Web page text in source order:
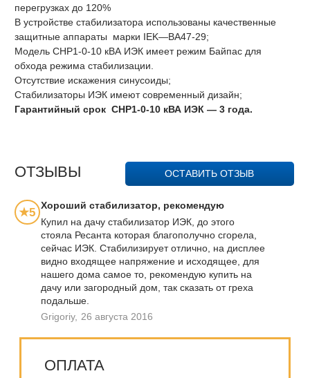
перегрузках до 120%
В устройстве стабилизатора использованы качественные
защитные аппараты марки IEK—ВА47-29;
Модель СНР1-0-10 кВА ИЭК имеет режим Байпас для
обхода режима стабилизации.
Отсутствие искажения синусоиды;
Стабилизаторы ИЭК имеют современный дизайн;
Гарантийный срок СНР1-0-10 кВА ИЭК — 3 года.
ОТЗЫВЫ ОСТАВИТЬ ОТЗЫВ
★5
Хороший стабилизатор, рекомендую
Купил на дачу стабилизатор ИЭК, до этого
стояла Ресанта которая благополучно сгорела,
сейчас ИЭК. Стабилизирует отлично, на дисплее
видно входящее напряжение и исходящее, для
нашего дома самое то, рекомендую купить на
дачу или загородный дом, так сказать от греха
подальше.
Grigoriy, 26 августа 2016
ОПЛАТА